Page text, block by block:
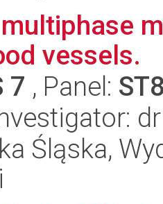
vessels.
7 , Panel:
Śląska,